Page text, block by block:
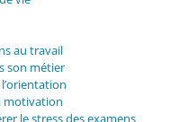
au travail
son métier
motivation
le stress des examens